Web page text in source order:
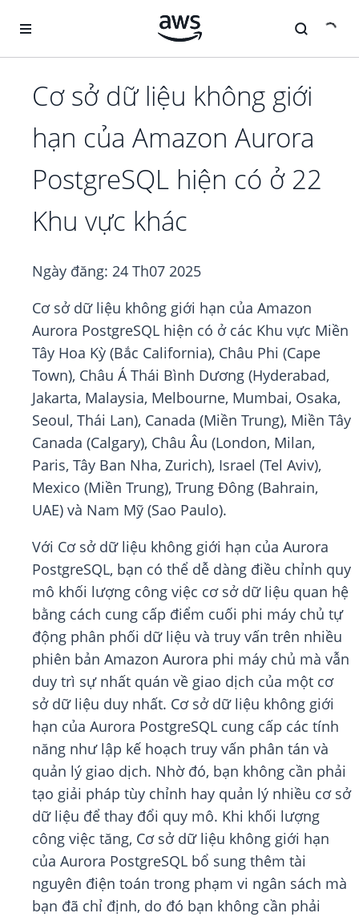
Cơ sở dữ liệu không giới
hạn của Amazon Aurora
PostgreSQL hiện có ở 22
Khu vực khác
Ngày đăng: 24 Th07 2025
Cơ sở dữ liệu không giới hạn của Amazon
Aurora PostgreSQL hiện có ở các Khu vực Miền
Tây Hoa Kỳ (Bắc California), Châu Phi (Cape
Town), Châu Á Thái Bình Dương (Hyderabad,
Jakarta, Malaysia, Melbourne, Mumbai, Osaka,
Seoul, Thái Lan), Canada (Miền Trung), Miền Tây
Canada (Calgary), Châu Âu (London, Milan,
Paris, Tây Ban Nha, Zurich), Israel (Tel Aviv),
Mexico (Miền Trung), Trung Đông (Bahrain,
UAE) và Nam Mỹ (Sao Paulo).
Với Cơ sở dữ liệu không giới hạn của Aurora
PostgreSQL, bạn có thể dễ dàng điều chỉnh quy
mô khối lượng công việc cơ sở dữ liệu quan hệ
bằng cách cung cấp điểm cuối phi máy chủ tự
động phân phối dữ liệu và truy vấn trên nhiều
phiên bản Amazon Aurora phi máy chủ mà vẫn
duy trì sự nhất quán về giao dịch của một cơ
sở dữ liệu duy nhất. Cơ sở dữ liệu không giới
hạn của Aurora PostgreSQL cung cấp các tính
năng như lập kế hoạch truy vấn phân tán và
quản lý giao dịch. Nhờ đó, bạn không cần phải
tạo giải pháp tùy chỉnh hay quản lý nhiều cơ sở
dữ liệu để thay đổi quy mô. Khi khối lượng
công việc tăng, Cơ sở dữ liệu không giới hạn
của Aurora PostgreSQL bổ sung thêm tài
nguyên điện toán trong phạm vi ngân sách mà
bạn đã chỉ định, do đó bạn không cần phải